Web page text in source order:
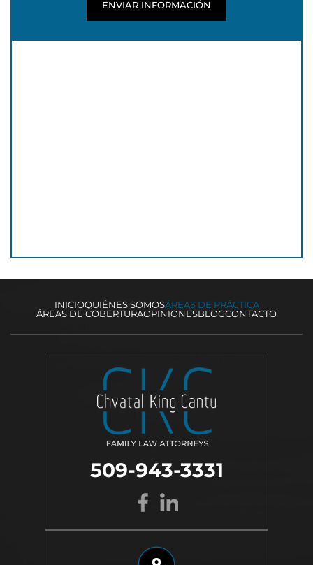
INICIOQUIÉNES SOMOSÁREAS DE PRÁCTICA
ÁREAS DE COBERTURAOPINIONESBLOGCONTACTO
509-943-3331